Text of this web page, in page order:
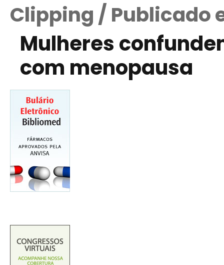
Clipping / Publicado
Mulheres
com menopausa